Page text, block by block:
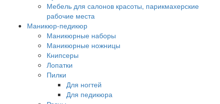
Мебель для салонов красоты, парикмахерские
рабочие места
Маникюр-педикюр
Маникюрные наборы
Маникюрные ножницы
Книпсеры
Лопатки
Пилки
Для ногтей
Для педикюра